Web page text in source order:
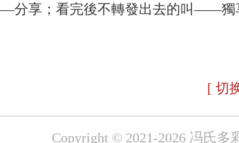
分享；看完後不轉發出去的叫——獨
[ 切
Copyright © 2021-2026 冯氏多